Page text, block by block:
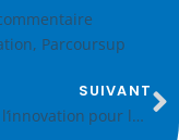
, Parcoursup
SUIVANT
Financer l’innovation pour la Santé de demain